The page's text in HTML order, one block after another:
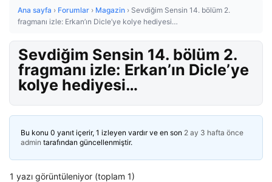
Ana sayfa › Forumlar › Magazin › Sevdiğim Sensin 14. bölüm 2.
fragmanı izle: Erkan’ın Dicle’ye kolye hediyesi…
Sevdiğim Sensin 14. bölüm 2.
fragmanı izle: Erkan’ın Dicle’ye
kolye hediyesi…
Bu konu 0 yanıt içerir, 1 izleyen vardır ve en son 2 ay 3 hafta önce
admin tarafından güncellenmiştir.
1 yazı görüntüleniyor (toplam 1)